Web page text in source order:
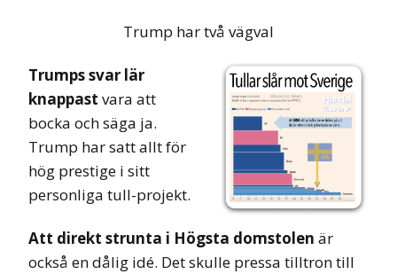
Trump har två vägval
Trumps svar lär
knappast vara att
bocka och säga ja.
Trump har satt allt för
hög prestige i sitt
personliga tull-projekt.
Att direkt strunta i Högsta domstolen är
också en dålig idé. Det skulle pressa tilltron till